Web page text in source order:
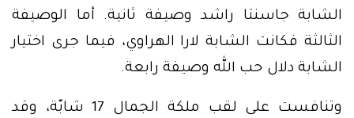
الشابة جاسنتا راشد وصيفة ثانية. أما الوصيفة
الثالثة فكانت الشابة لارا الهراوي، فيما جرى اختيار
الشابة دلال حب الله وصيفة رابعة.
وتنافست على لقب ملكة الجمال 17 شابّة، وقد